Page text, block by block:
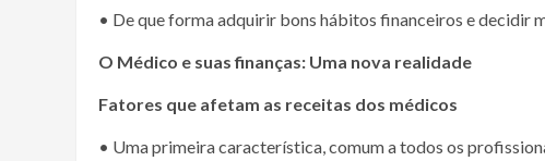
• De que forma adquirir bons hábitos financeiros e decidir
O Médico e suas finanças: Uma nova realidade
Fatores que afetam as receitas dos médicos
• Uma primeira característica, comum a todos os